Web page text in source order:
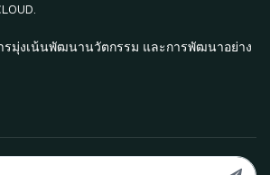
รมุ่งเน้นพัฒนานวัตกรรม และการพัฒนาอย่าง